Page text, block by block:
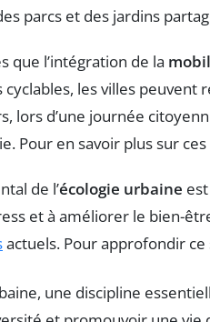
parcs et des jardins
que l’intégration de la
les villes peuvent
lors d’une journée
Pour en savoir plus sur
de l’écologie urbaine
et à améliorer le bien-
actuels. Pour approfondir